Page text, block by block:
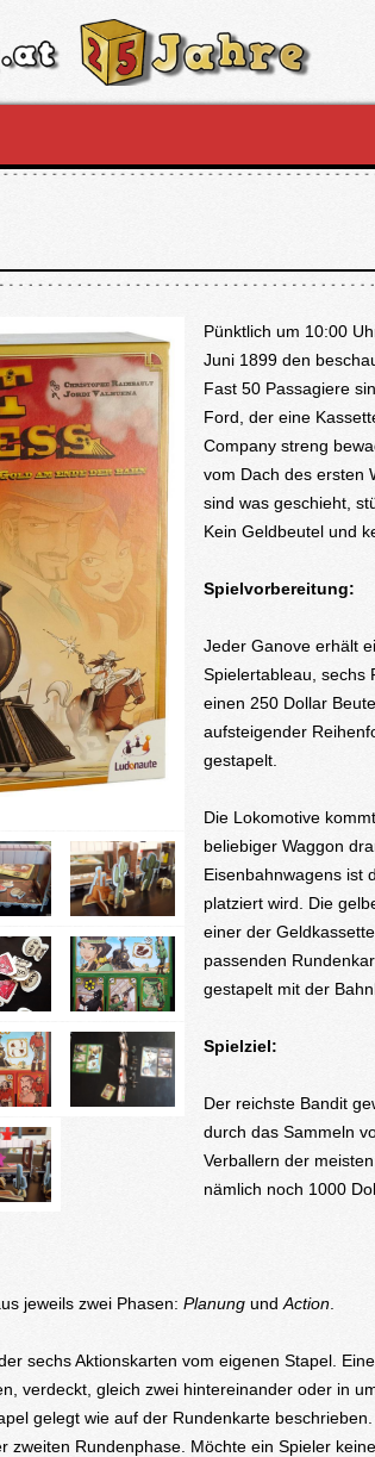
Pünktlich um 10:00
Juni 1899 den
Fast 50 Passagiere
Ford, der eine
Company streng
vom Dach des ersten
sind was geschieht,
Kein Geldbeutel und
Spielvorbereitung:
Jeder Ganove erhält
Spielertableau, sechs
einen 250 Dollar
aufsteigender
gestapelt.
Die Lokomotive
beliebiger Waggon
Eisenbahnwagens ist
platziert wird. Die
einer der
passenden
gestapelt mit der
Spielziel:
Der reichste Bandit
durch das Sammeln
Verballern der
nämlich noch 1000
jeweils zwei Phasen: Planung und Action
sechs Aktionskarten vom eigenen Stapel.
verdeckt, gleich zwei hintereinander oder in
gelegt wie auf der Rundenkarte
zweiten Rundenphase. Möchte ein Spieler